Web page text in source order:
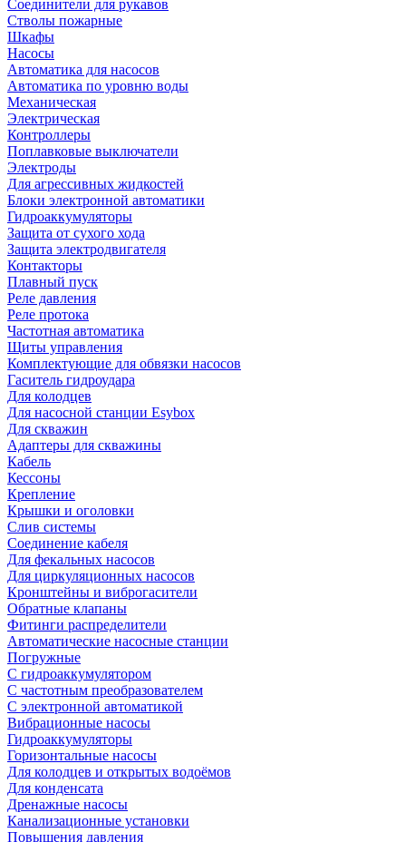
Соединители для рукавов
Стволы пожарные
Шкафы
Насосы
Автоматика для насосов
Автоматика по уровню воды
Механическая
Электрическая
Контроллеры
Поплавковые выключатели
Электроды
Для агрессивных жидкостей
Блоки электронной автоматики
Гидроаккумуляторы
Защита от сухого хода
Защита электродвигателя
Контакторы
Плавный пуск
Реле давления
Реле протока
Частотная автоматика
Щиты управления
Комплектующие для обвязки насосов
Гаситель гидроудара
Для колодцев
Для насосной станции Esybox
Для скважин
Адаптеры для скважины
Кабель
Кессоны
Крепление
Крышки и оголовки
Слив системы
Соединение кабеля
Для фекальных насосов
Для циркуляционных насосов
Кронштейны и виброгасители
Обратные клапаны
Фитинги распределители
Автоматические насосные станции
Погружные
С гидроаккумулятором
С частотным преобразователем
С электронной автоматикой
Вибрационные насосы
Гидроаккумуляторы
Горизонтальные насосы
Для колодцев и открытых водоёмов
Для конденсата
Дренажные насосы
Канализационные установки
Повышения давления